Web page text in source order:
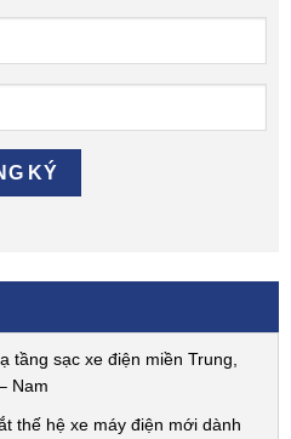
tầng sạc xe điện miền Trung,
Nam
thế hệ xe máy điện mới dành